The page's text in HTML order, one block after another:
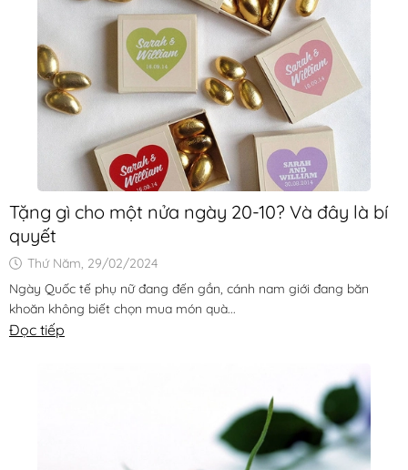
Tặng gì cho một nửa ngày 20-10? Và đây là bí
quyết
Thứ Năm, 29/02/2024
Ngày Quốc tế phụ nữ đang đến gần, cánh nam giới đang băn
khoăn không biết chọn mua món quà...
Đọc tiếp